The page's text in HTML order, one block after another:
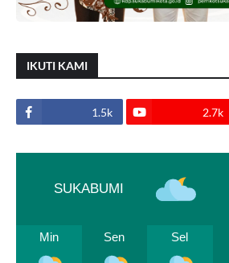
IKUTI KAMI
1.5k 2.7k
SUKABUMI
Min Sen Sel